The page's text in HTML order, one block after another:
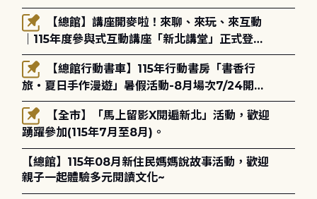
躍參加(115年8月3日至10月4日)。
｜115年度參與式互動講座「新北講堂」正式登
場！
旅・夏日手作漫遊」暑假活動-8月場次7/24開始
報名
踴躍參加(115年7月至8月)。
【總館】115年08月新住民媽媽說故事活動，歡迎
親子一起體驗多元閱讀文化~